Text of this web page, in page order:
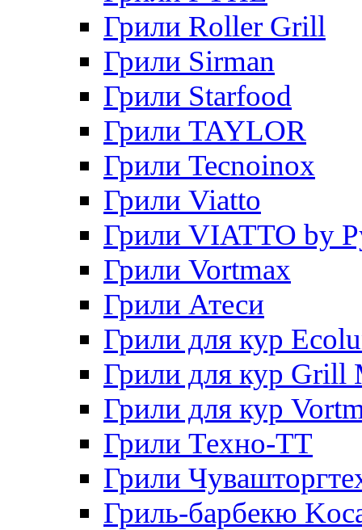
Грили Roller Grill
Грили Sirman
Грили Starfood
Грили TAYLOR
Грили Tecnoinox
Грили Viatto
Грили VIATTO by
Грили Vortmax
Грили Атеси
Грили для кур
Грили для кур Grill
Грили для кур
Грили Техно-ТТ
Грили
Гриль-барбекю